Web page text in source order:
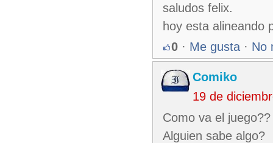
saludos felix.
hoy esta alineando
0 · Me gusta · No
Comiko
19 de
Como va el
Alguien sabe algo?